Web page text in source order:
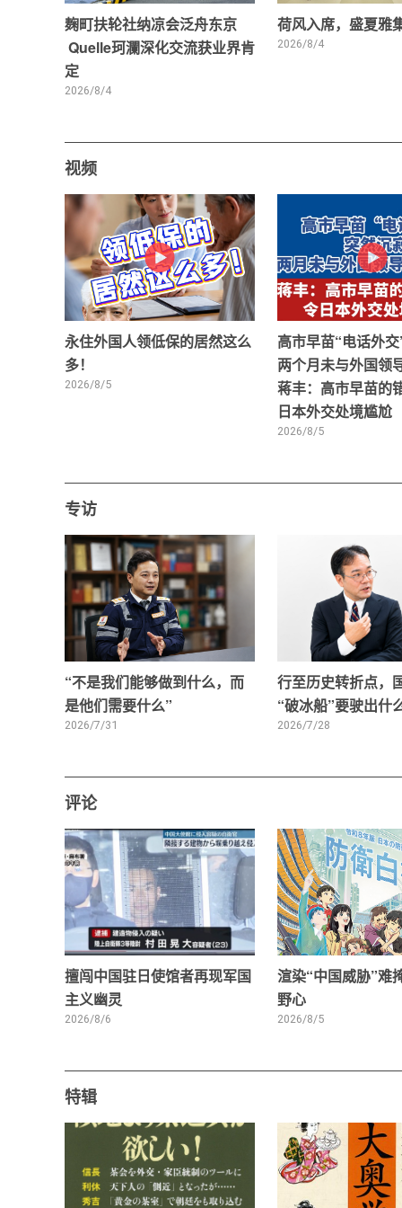
麹町扶轮社纳凉会泛舟东京
Quelle珂瀾深化交流获业界肯
定
2026/8/4
荷风入席，盛夏雅
2026/8/4
视频
永住外国人领低保的居然这么
多！
2026/8/5
高市早苗“电话外
两个月未与外国领
蒋丰：高市早苗的
日本外交处境尴尬
2026/8/5
专访
“不是我们能够做到什么，而
是他们需要什么”
2026/7/31
行至历史转折点，
“破冰船”要驶出什
2026/7/28
评论
擅闯中国驻日使馆者再现军国
主义幽灵
2026/8/6
渲染“中国威胁”难
野心
2026/8/5
特辑